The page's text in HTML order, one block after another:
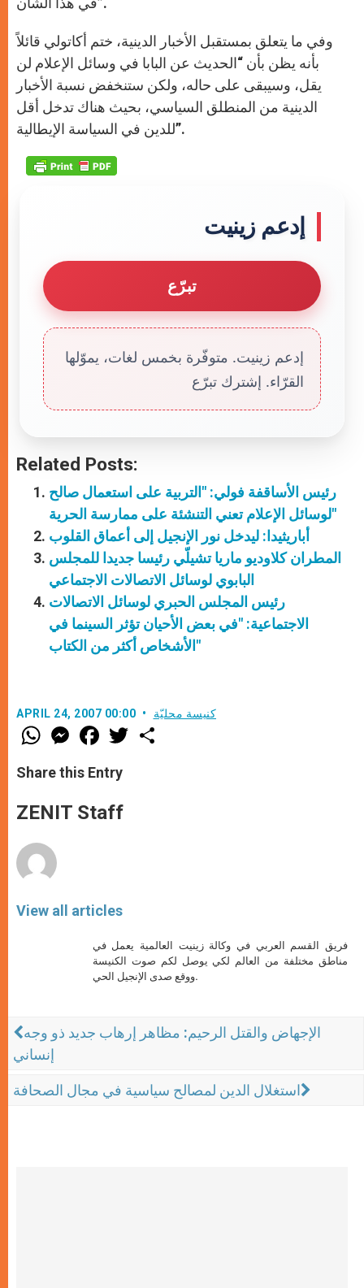
وفي ما يتعلق بمستقبل الأخبار الدينية، ختم أكاتولي قائلاً
بأنه يظن بأن “الحديث عن البابا في وسائل الإعلام لن
يقل، وسيبقى على حاله، ولكن ستنخفض نسبة الأخبار
الدينية من المنطلق السياسي، بحيث هناك تدخل أقل
للدين في السياسة الإيطالية”.
إدعم زينيت
تبرّع
إدعم زينيت. متوفّرة بخمس لغات، يموّلها
القرّاء. إشترك تبرّع
Related Posts:
رئيس الأساقفة فولي: "التربية على استعمال صالح
لوسائل الإعلام تعني التنشئة على ممارسة الحرية"
أباريثيدا: ليدخل نور الإنجيل إلى أعماق القلوب
المطران كلاوديو ماريا تشيلّي رئيسا جديدا للمجلس
البابوي لوسائل الاتصالات الاجتماعي
رئيس المجلس الحبري لوسائل الاتصالات
الاجتماعية: "في بعض الأحيان تؤثر السينما في
الأشخاص أكثر من الكتاب"
APRIL 24, 2007 00:00 كنيسة محليّة
W
h
t
s
p
p
M
e
s
e
g
e
F
a
e
b
o
k
w
Share this Entry
ZENIT Staff
View all articles
فريق القسم العربي في وكالة زينيت العالمية يعمل في
مناطق مختلفة من العالم لكي يوصل لكم صوت الكنيسة
ووقع صدى الإنجيل الحي.
الإجهاض والقتل الرحيم: مظاهر إرهاب جديد ذو وجه
إنساني
استغلال الدين لمصالح سياسية في مجال الصحافة